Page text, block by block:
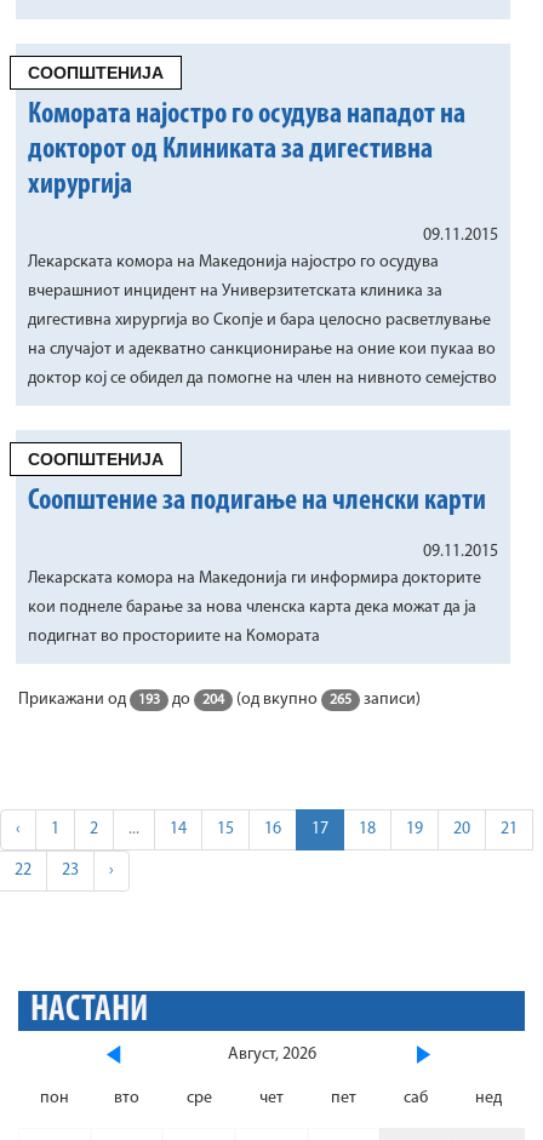
СООПШТЕНИЈА
Комората најостро го осудува нападот на
докторот од Клиниката за дигестивна
хирургија
09.11.2015
Лекарската комора на Македонија најостро го осудува
вчерашниот инцидент на Универзитетската клиника за
дигестивна хирургија во Скопје и бара целосно расветлување
на случајот и адекватно санкционирање на оние кои пукаа во
доктор кој се обидел да помогне на член на нивното семејство
СООПШТЕНИЈА
Соопштение за подигање на членски карти
09.11.2015
Лекарската комора на Македонија ги информира докторите
кои поднеле барање за нова членска карта дека можат да ја
подигнат во просториите на Комората
Прикажани од 193 до 204 (од вкупно 265 записи)
‹ 1 2 ... 14 15 16 17 18 19 20 21
22 23 ›
НАСТАНИ
Август, 2026
пон вто сре чет пет саб нед